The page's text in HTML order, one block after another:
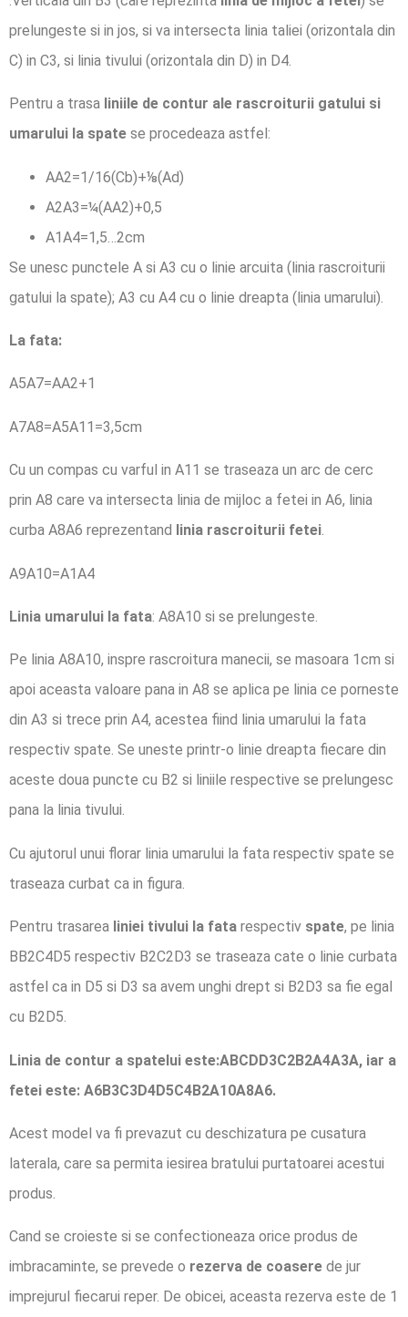
prelungeste si in jos, si va intersecta linia taliei (orizontala din
C) in C3, si linia tivului (orizontala din D) in D4.
Pentru a trasa liniile de contur ale rascroiturii gatului si
umarului la spate se procedeaza astfel:
AA2=1/16(Cb)+⅛(Ad)
A2A3=¼(AA2)+0,5
A1A4=1,5…2cm
Se unesc punctele A si A3 cu o linie arcuita (linia rascroiturii
gatului la spate); A3 cu A4 cu o linie dreapta (linia umarului).
La fata:
A5A7=AA2+1
A7A8=A5A11=3,5cm
Cu un compas cu varful in A11 se traseaza un arc de cerc
prin A8 care va intersecta linia de mijloc a fetei in A6, linia
curba A8A6 reprezentand linia rascroiturii fetei.
A9A10=A1A4
Linia umarului la fata: A8A10 si se prelungeste.
Pe linia A8A10, inspre rascroitura manecii, se masoara 1cm si
apoi aceasta valoare pana in A8 se aplica pe linia ce porneste
din A3 si trece prin A4, acestea fiind linia umarului la fata
respectiv spate. Se uneste printr-o linie dreapta fiecare din
aceste doua puncte cu B2 si liniile respective se prelungesc
pana la linia tivului.
Cu ajutorul unui florar linia umarului la fata respectiv spate se
traseaza curbat ca in figura.
Pentru trasarea liniei tivului la fata respectiv spate, pe linia
BB2C4D5 respectiv B2C2D3 se traseaza cate o linie curbata
astfel ca in D5 si D3 sa avem unghi drept si B2D3 sa fie egal
cu B2D5.
Linia de contur a spatelui este:ABCDD3C2B2A4A3A, iar a
fetei este: A6B3C3D4D5C4B2A10A8A6.
Acest model va fi prevazut cu deschizatura pe cusatura
laterala, care sa permita iesirea bratului purtatoarei acestui
produs.
Cand se croieste si se confectioneaza orice produs de
imbracaminte, se prevede o rezerva de coasere de jur
imprejurul fiecarui reper. De obicei, aceasta rezerva este de 1